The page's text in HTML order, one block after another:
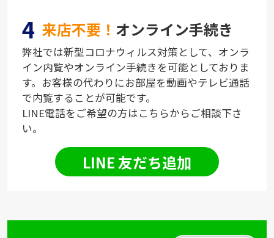
4 来店不要！ オンライン手続き
弊社では新型コロナウィルス対策として、オンラ
イン内覧やオンライン手続きを可能としておりま
す。お客様の代わりにお部屋を動画やテレビ通話
で内覧することが可能です。
LINE電話をご希望の方はこちらからご相談下さ
い。
LINE 友だち追加